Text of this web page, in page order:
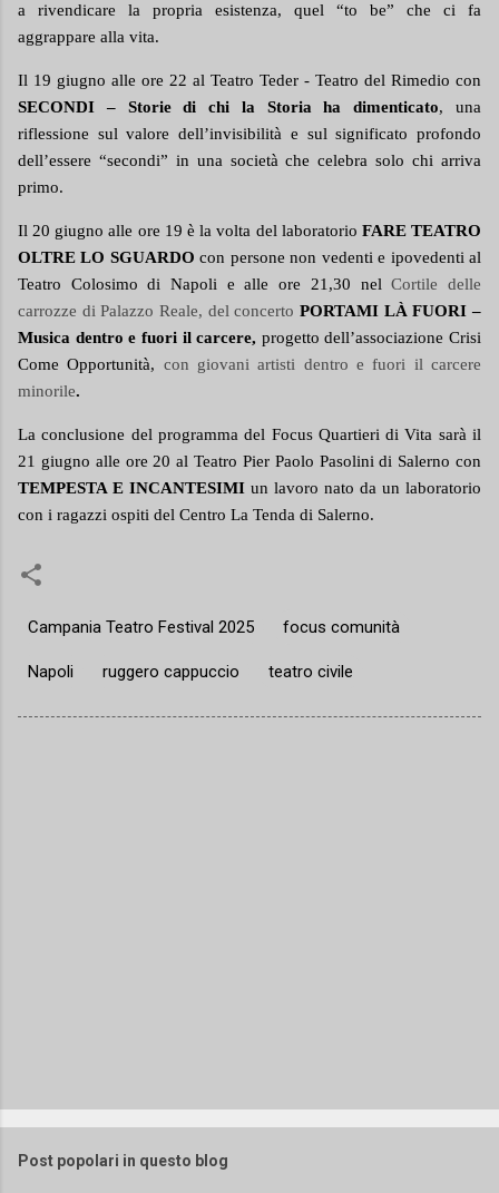
a rivendicare la propria esistenza, quel “to be” che ci fa
aggrappare alla vita.
Il 19 giugno alle ore 22 al Teatro Teder - Teatro del Rimedio con
SECONDI – Storie di chi la Storia ha dimenticato, una
riflessione sul valore dell’invisibilità e sul significato profondo
dell’essere “secondi” in una società che celebra solo chi arriva
primo.
Il 20 giugno alle ore 19 è la volta del laboratorio FARE TEATRO
OLTRE LO SGUARDO con persone non vedenti e ipovedenti al
Teatro Colosimo di Napoli e alle ore 21,30 nelCortile delle
carrozze di Palazzo Reale, del concerto PORTAMI LÀ FUORI –
Musica dentro e fuori il carcere, progetto dell’associazione Crisi
Come Opportunità, con giovani artisti dentro e fuori il carcere
minorile.
La conclusione del programma del Focus Quartieri di Vita sarà il
21 giugno alle ore 20 al Teatro Pier Paolo Pasolini di Salerno con
TEMPESTA E INCANTESIMI un lavoro nato da un laboratorio
con i ragazzi ospiti del Centro La Tenda di Salerno.
Campania Teatro Festival 2025 focus comunità
Napoli ruggero cappuccio teatro civile
Post popolari in questo blog